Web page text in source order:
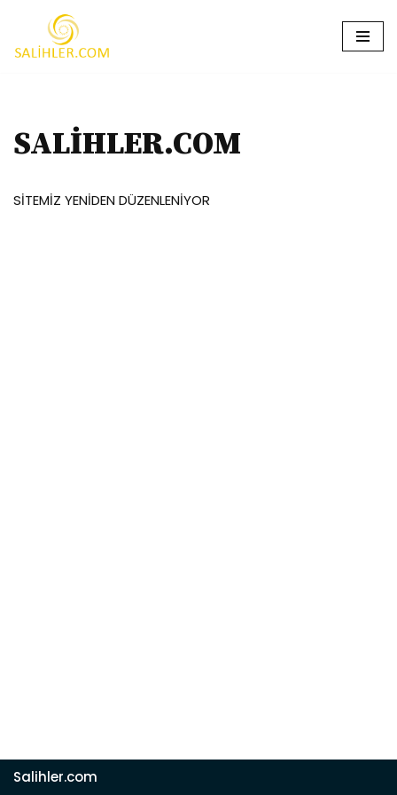
İçeriğe
SALİHLER.COM
SİTEMİZ YENİDEN DÜZENLENİYOR
Salihler.com